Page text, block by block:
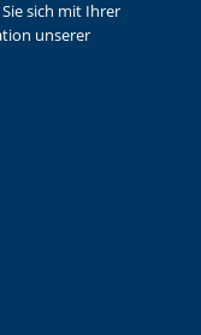
sich mit Ihrer
unserer